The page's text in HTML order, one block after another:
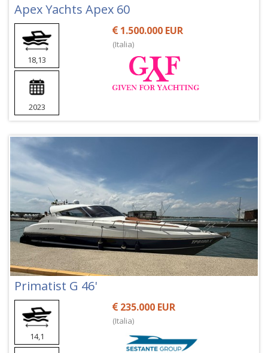
Apex Yachts Apex 60
18,13
2023
1.500.000 EUR
(Italia)
Primatist G 46'
14,1
235.000 EUR
(Italia)